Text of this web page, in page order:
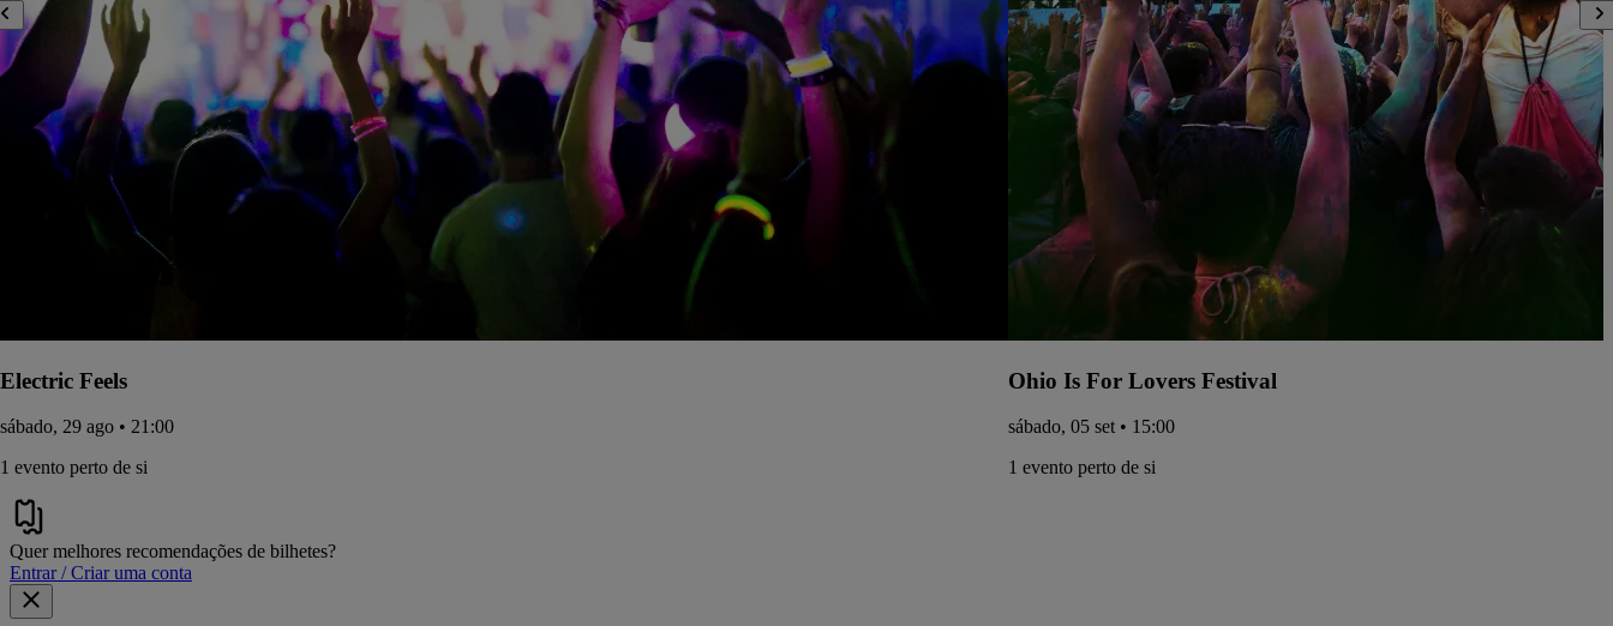
Electric Feels
sábado, 29 ago • 21:00
1 evento perto de si
Ohio Is For Lovers Festival
sábado, 05 set • 15:00
1 evento perto de si
Quer melhores recomendações de bilhetes?
Entrar / Criar uma conta